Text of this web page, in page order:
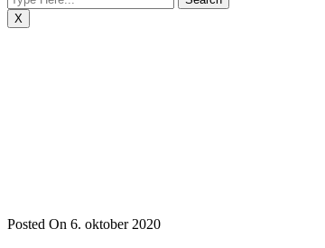
X
Posted On 6. oktober 2020